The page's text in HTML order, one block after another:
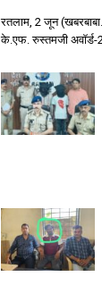
रतलाम, 2 जून
के.एफ. रुस्तमजी